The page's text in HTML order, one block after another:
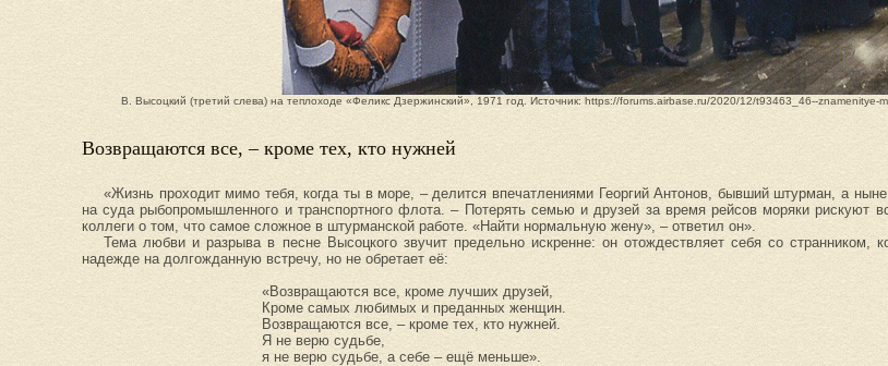
В. Высоцкий (третий слева) на теплоходе «Феликс Дзержинский», 1971 год. Источник: https://forums.airbase.ru/2020/12/t93463_46--znamenitye-
Возвращаются все, – кроме тех, кто нужней
«Жизнь проходит мимо тебя, когда ты в море, – делится впечатлениями Георгий Антонов, бывший штурман, а
на суда рыбопромышленного и транспортного флота. – Потерять семью и друзей за время рейсов моряки рискуют
коллеги о том, что самое сложное в штурманской работе. «Найти нормальную жену», – ответил он».
Тема любви и разрыва в песне Высоцкого звучит предельно искренне: он отождествляет себя со странником,
надежде на долгожданную встречу, но не обретает её:
«Возвращаются все, кроме лучших друзей,
Кроме самых любимых и преданных женщин.
Возвращаются все, – кроме тех, кто нужней.
Я не верю судьбе,
я не верю судьбе, а себе – ещё меньше».